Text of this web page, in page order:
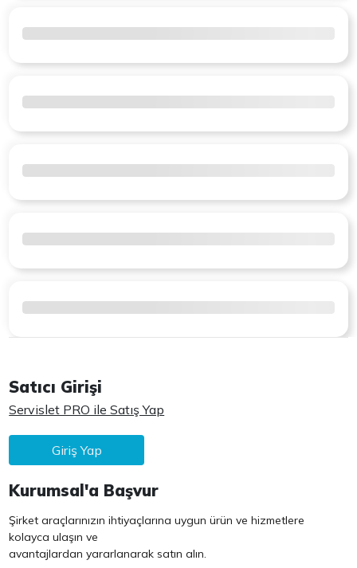
Satıcı Girişi
Servislet PRO ile Satış Yap
Giriş Yap
Kurumsal'a Başvur
Şirket araçlarınızın ihtiyaçlarına uygun ürün ve hizmetlere
kolayca ulaşın ve
avantajlardan yararlanarak satın alın.